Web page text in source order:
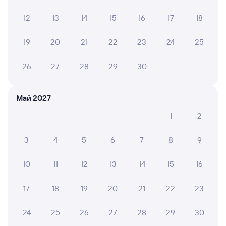
Плацкарт Купе
Выберите дату
Фирменный
в Москву Ярославскую
05:05
Дни следования ближайшие: 7, 9, 11 августа Маршрут
Плацкарт Купе
Выберите дату
12 13 14 15 16 17 18
19 20 21 22 23 24 25
26 27 28 29 30
Май 2027
1
2
3 4 5 6 7 8 9
10 11 12 13 14 15 16
17 18 19 20 21 22 23
24 25 26 27 28 29 30